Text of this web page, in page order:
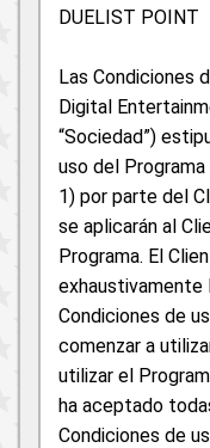
DUELIST POINT
Las Condiciones
Digital
“Sociedad”)
uso del
1) por parte del
se aplicarán al
Programa. El
exhaustivamente
Condiciones de
comenzar a
utilizar el
ha aceptado
Condiciones de